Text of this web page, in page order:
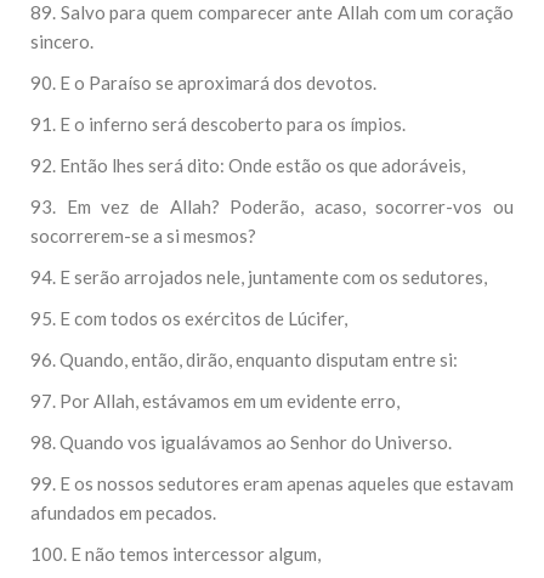
89. Salvo para quem comparecer ante Allah com um coração
sincero.
90. E o Paraíso se aproximará dos devotos.
91. E o inferno será descoberto para os ímpios.
92. Então lhes será dito: Onde estão os que adoráveis,
93. Em vez de Allah? Poderão, acaso, socorrer-vos ou
socorrerem-se a si mesmos?
94. E serão arrojados nele, juntamente com os sedutores,
95. E com todos os exércitos de Lúcifer,
96. Quando, então, dirão, enquanto disputam entre si:
97. Por Allah, estávamos em um evidente erro,
98. Quando vos igualávamos ao Senhor do Universo.
99. E os nossos sedutores eram apenas aqueles que estavam
afundados em pecados.
100. E não temos intercessor algum,